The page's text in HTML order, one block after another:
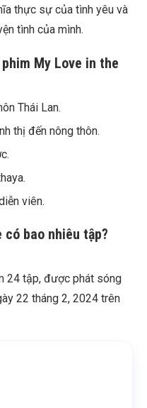
thực sự của tình yêu và
tình của mình.
My Love in the
Thái Lan.
thị đến nông thôn.
viên.
bao nhiêu tập?
24 tập, được phát sóng
22 tháng 2, 2024 trên